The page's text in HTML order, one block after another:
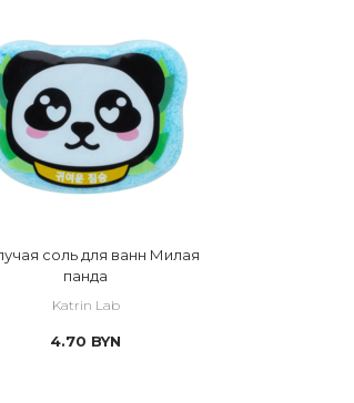
соль для ванн Милая
панда
Katrin Lab
4.70 BYN